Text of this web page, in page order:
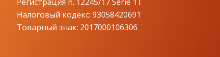
Налоговый кодекс: 93058420691
Товарный знак: 2017000106306